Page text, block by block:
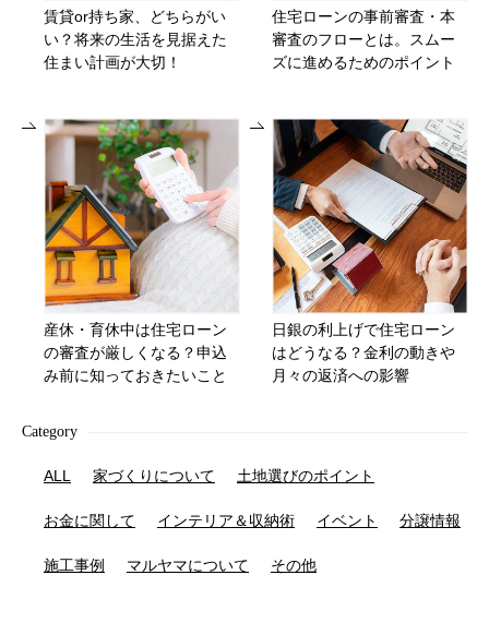
賃貸or持ち家、どちらがい
い？将来の生活を見据えた
住まい計画が大切！
住宅ローンの事前審査・本
審査のフローとは。スムー
ズに進めるためのポイント
産休・育休中は住宅ローン
の審査が厳しくなる？申込
み前に知っておきたいこと
日銀の利上げで住宅ローン
はどうなる？金利の動きや
月々の返済への影響
Category
ALL 家づくりについて 土地選びのポイント
お金に関して インテリア＆収納術 イベント 分譲情報
施工事例 マルヤマについて その他